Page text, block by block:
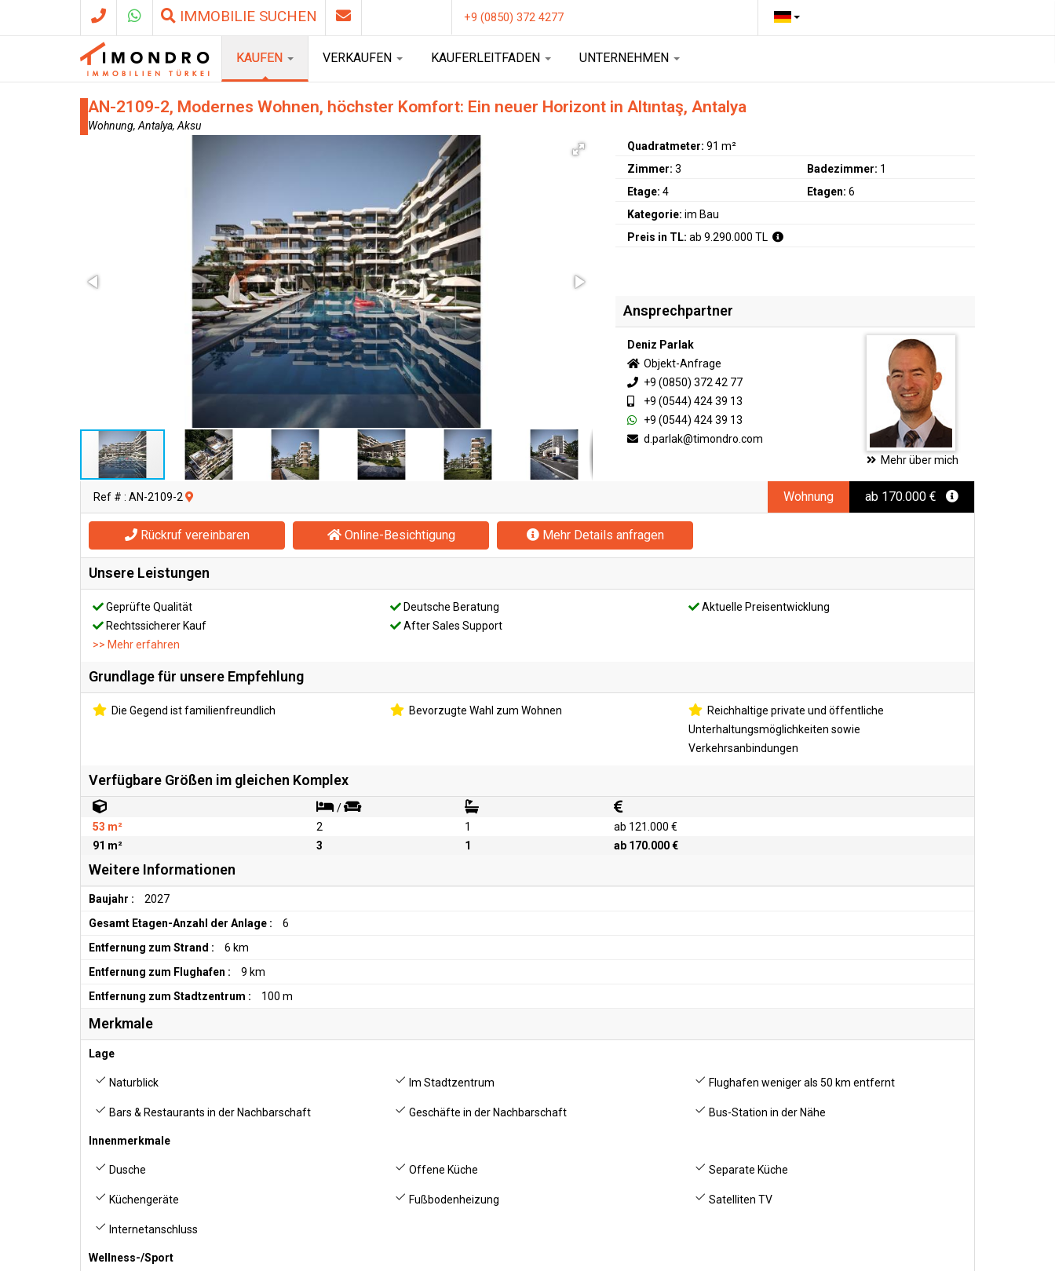
IMMOBILIE SUCHEN +9 (0850) 372 4277
KAUFEN VERKAUFEN KAUFERLEITFADEN UNTERNEHMEN
AN-2109-2, Modernes Wohnen, höchster Komfort: Ein neuer Horizont in Altıntaş, Antalya
Wohnung, Antalya, Aksu
Quadratmeter:91 m²
Zimmer:3 Badezimmer: 1
Etage:4 Etagen: 6
Kategorie:im Bau
Preis in TL:ab 9.290.000 TL
Ansprechpartner
Deniz Parlak
Objekt-Anfrage
+9 (0850) 372 42 77
+9 (0544) 424 39 13
+9 (0544) 424 39 13
d.parlak@timondro.com
Mehr über mich
Wohnung ab 170.000 €
Ref # : AN-2109-2
Rückruf vereinbaren Online-Besichtigung Mehr Details anfragen
Unsere Leistungen
Geprüfte Qualität Deutsche Beratung
Aktuelle Preisentwicklung
Rechtssicherer Kauf
After Sales Support
>> Mehr erfahren
Grundlage für unsere Empfehlung
Die Gegend ist familienfreundlich Bevorzugte Wahl zum Wohnen
Reichhaltige private und öffentliche
Unterhaltungsmöglichkeiten sowie
Verkehrsanbindungen
Verfügbare Größen im gleichen Komplex
/
53 m²
2 1
ab 121.000 €
91 m²
3 1 ab 170.000 €
Weitere Informationen
Baujahr :
2027
Gesamt Etagen-Anzahl der Anlage :
6
Entfernung zum Strand :
6 km
Entfernung zum Flughafen :
9 km
Entfernung zum Stadtzentrum :
100 m
Merkmale
Lage
Naturblick Im Stadtzentrum Flughafen weniger als 50 km entfernt
Bars & Restaurants in der Nachbarschaft Geschäfte in der Nachbarschaft Bus-Station in der Nähe
Innenmerkmale
Dusche Offene Küche Separate Küche
Küchengeräte Fußbodenheizung Satelliten TV
Internetanschluss
Wellness-/Sport